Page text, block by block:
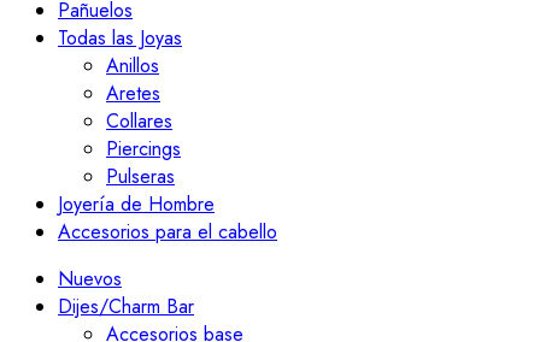
Pañuelos
Todas las Joyas
Anillos
Aretes
Collares
Piercings
Pulseras
Joyería de Hombre
Accesorios para el cabello
Nuevos
Dijes/Charm Bar
Accesorios base